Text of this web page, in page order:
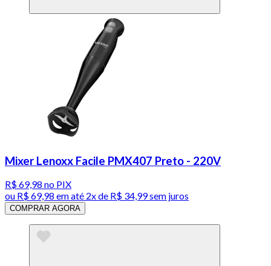
Mixer Lenoxx Facile PMX407 Preto - 220V
R$ 69,98 no PIX
ou R$ 69,98 em até 2x de R$ 34,99 sem juros
COMPRAR AGORA